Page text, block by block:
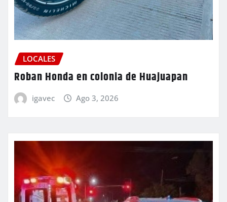
LOCALES
Roban Honda en colonia de Huajuapan
igavec Ago 3, 2026